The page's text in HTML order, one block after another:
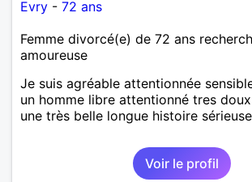
Evry - 72 ans
Femme divorcé(e) de 72 ans
amoureuse
Je suis agréable attentionnée
un homme libre attentionné tres
une très belle longue histoire
Voir le profil